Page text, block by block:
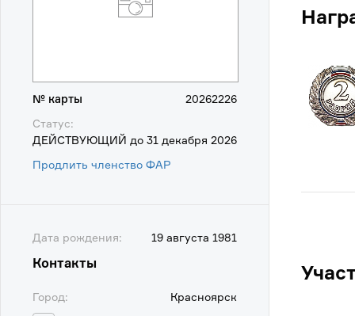
№ карты
20262226
Статус:
ДЕЙСТВУЮЩИЙ до 31 декабря 2026
Продлить членство ФАР
Дата рождения: 19 августа 1981
Контакты
Город: Красноярск